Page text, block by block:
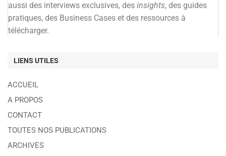
aussi des interviews exclusives, des insights, des guides
pratiques, des Business Cases et des ressources à
télécharger.
LIENS UTILES
ACCUEIL
A PROPOS
CONTACT
TOUTES NOS PUBLICATIONS
ARCHIVES